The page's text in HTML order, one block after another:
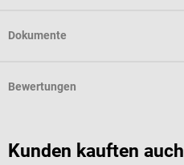
Dokumente
Bewertungen
Kunden kauften auch